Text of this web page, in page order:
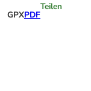
GPXPDF
Teilen